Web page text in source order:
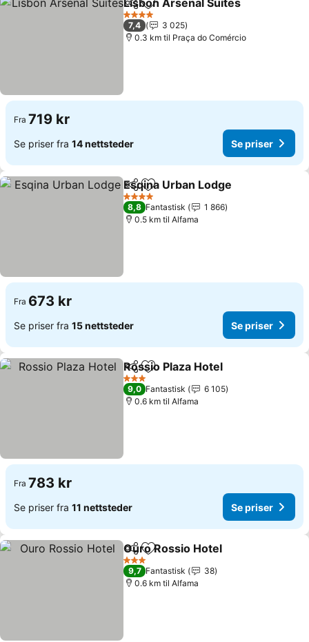
Del Legg til i favoritter
Lisbon Arsenal Suites
4 Stjerner
7,4
3 025
0.3 km til Praça do Comércio
Fra 719 kr
Se priser fra 14 nettsteder Se priser
Del Legg til i favoritter
Esqina Urban Lodge
4 Stjerner
8,8 Fantastisk
1 866
0.5 km til Alfama
Fra 673 kr
Se priser fra 15 nettsteder Se priser
Del Legg til i favoritter
Rossio Plaza Hotel
3 Stjerner
9,0 Fantastisk
6 105
0.6 km til Alfama
Fra 783 kr
Se priser fra 11 nettsteder Se priser
Del Legg til i favoritter
Ouro Rossio Hotel
3 Stjerner
9,7 Fantastisk
38
0.6 km til Alfama